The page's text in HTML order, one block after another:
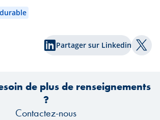
et les nouvelles
fois réservé leur lot de
Partager sur Linkedin
de plus de renseignements
?
Contactez-nous